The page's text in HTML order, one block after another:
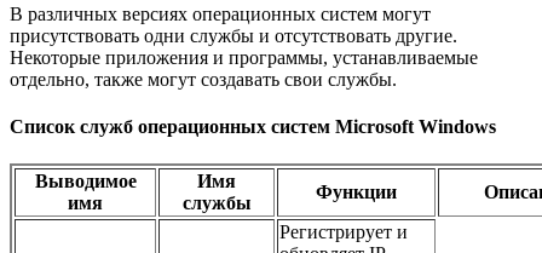
В различных версиях операционных систем могут
присутствовать одни службы и отсутствовать другие.
Некоторые приложения и программы, устанавливаемые
отдельно, также могут создавать свои службы.
Список служб операционных систем Microsoft Windows
Выводимое
имя
Имя
службы
Функции
Регистрирует и